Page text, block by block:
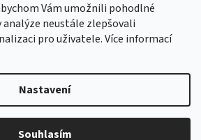
Vám umožnili pohodlné
analýze neustále zlepšovali
pro uživatele. Více informací
Nastavení
Souhlasím
Vytvořil Shoptet
Euroshopy. Všechna práva vyhrazena.